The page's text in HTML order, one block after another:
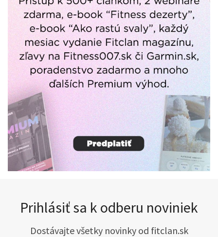
Prihlásiť sa k odberu noviniek
Dostávajte všetky novinky od fitclan.sk